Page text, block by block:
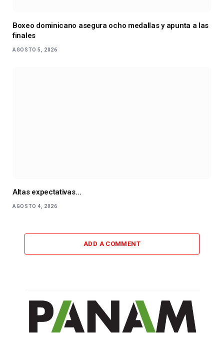
Boxeo dominicano asegura ocho medallas y apunta a las
finales
AGOSTO 5, 2026
Altas expectativas…
AGOSTO 4, 2026
ADD A COMMENT